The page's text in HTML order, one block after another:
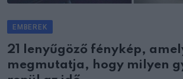
EMBEREK
21 lenyűgöző fénykép,
megmutatja, hogy milyen